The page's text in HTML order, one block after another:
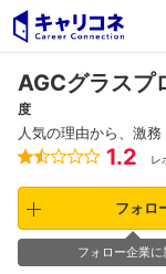
AGCグラスプ
度
人気の理由から、激
1.2 レ
フォロ
フォロー企業